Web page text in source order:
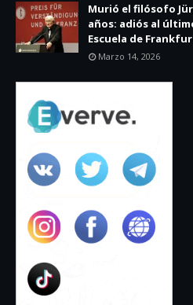
Murió el filósofo
años: adiós al
Escuela de
Marzo 14, 2026